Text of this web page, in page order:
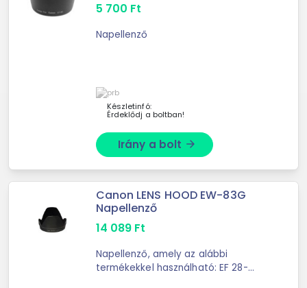
5 700 Ft
Napellenző
Készletinfó:
Érdeklődj a boltban!
Irány a bolt arrow_forward
Canon LENS HOOD EW-83G
Napellenző
14 089 Ft
Napellenző, amely az alábbi
termékekkel használható: EF 28-